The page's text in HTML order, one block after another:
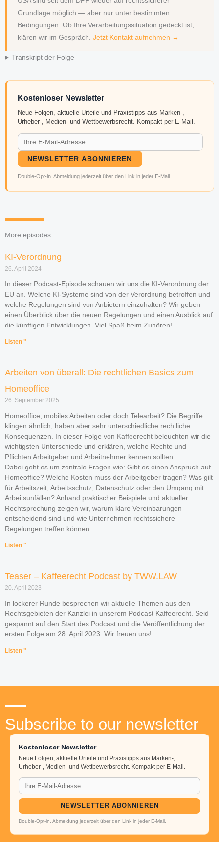
Grundlage möglich — aber nur unter bestimmten
Bedingungen. Ob Ihre Verarbeitungssituation gedeckt ist,
klären wir im Gespräch. Jetzt Kontakt aufnehmen →
Transkript der Folge
Kostenloser Newsletter
Neue Folgen, aktuelle Urteile und Praxistipps aus Marken-,
Urheber-, Medien- und Wettbewerbsrecht. Kompakt per E-Mail.
NEWSLETTER ABONNIEREN
Double-Opt-in. Abmeldung jederzeit über den Link in jeder E-Mail.
More episodes
KI-Verordnung
26. April 2024
In dieser Podcast-Episode schauen wir uns die KI-Verordnung der
EU an. Welche KI-Systeme sind von der Verordnung betroffen und
welche Regelungen sind von Anbietern einzuhalten? Wir geben
einen Überblick über die neuen Regelungen und einen Ausblick auf
die künftigen Entwicklungen. Viel Spaß beim Zuhören!
Listen "
Arbeiten von überall: Die rechtlichen Basics zum
Homeoffice
26. September 2025
Homeoffice, mobiles Arbeiten oder doch Telearbeit? Die Begriffe
klingen ähnlich, haben aber sehr unterschiedliche rechtliche
Konsequenzen. In dieser Folge von Kaffeerecht beleuchten wir die
wichtigsten Unterschiede und erklären, welche Rechte und
Pflichten Arbeitgeber und Arbeitnehmer kennen sollten.
Dabei geht es um zentrale Fragen wie: Gibt es einen Anspruch auf
Homeoffice? Welche Kosten muss der Arbeitgeber tragen? Was gilt
für Arbeitszeit, Arbeitsschutz, Datenschutz oder den Umgang mit
Arbeitsunfällen? Anhand praktischer Beispiele und aktueller
Rechtsprechung zeigen wir, warum klare Vereinbarungen
entscheidend sind und wie Unternehmen rechtssichere
Regelungen treffen können.
Listen "
Teaser – Kaffeerecht Podcast by TWW.LAW
20. April 2023
In lockerer Runde besprechen wir aktuelle Themen aus den
Rechtsgebieten der Kanzlei in unserem Podcast Kaffeerecht. Seid
gespannt auf den Start des Podcast und die Veröffentlichung der
ersten Folge am 28. April 2023. Wir freuen uns!
Listen "
Subscribe to our newsletter
Kostenloser Newsletter
Neue Folgen, aktuelle Urteile und Praxistipps aus Marken-,
Urheber-, Medien- und Wettbewerbsrecht. Kompakt per E-Mail.
NEWSLETTER ABONNIEREN
Double-Opt-in. Abmeldung jederzeit über den Link in jeder E-Mail.